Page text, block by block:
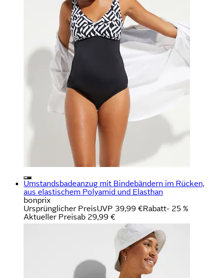
Umstandsbadeanzug mit Bindebändern im Rücken,
aus elastischem Polyamid und Elasthan
bonprix
Ursprünglicher PreisUVP 39,99 €Rabatt- 25 %
Aktueller Preisab 29,99 €